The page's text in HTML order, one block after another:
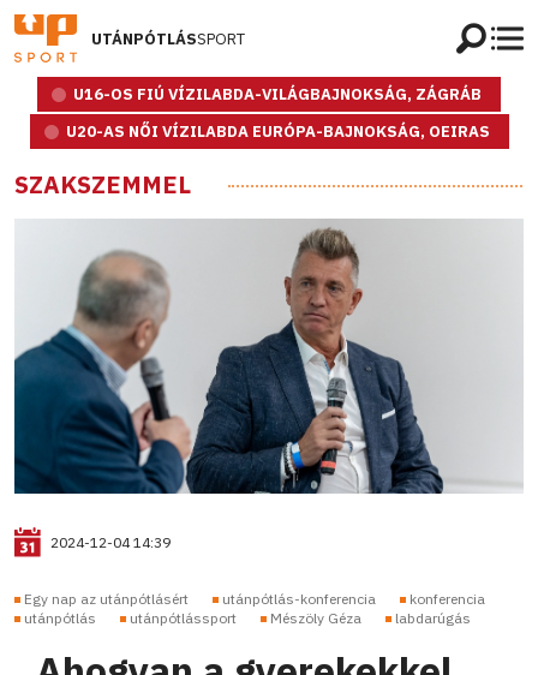
UTÁNPÓTLÁSSPORT
U16-OS FIÚ VÍZILABDA-VILÁGBAJNOKSÁG, ZÁGRÁB
U20-AS NŐI VÍZILABDA EURÓPA-BAJNOKSÁG, OEIRAS
SZAKSZEMMEL
2024-12-04 14:39
Egy nap az utánpótlásért utánpótlás-konferencia
konferencia
utánpótlás
utánpótlássport Mészöly Géza labdarúgás